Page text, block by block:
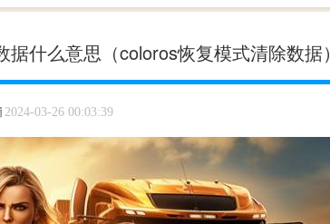
什么意思（coloros恢复模式清除数据）
2024-03-26 00:03:39